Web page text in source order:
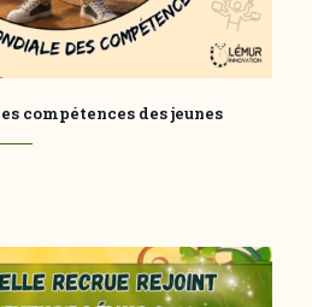
compétences des jeunes